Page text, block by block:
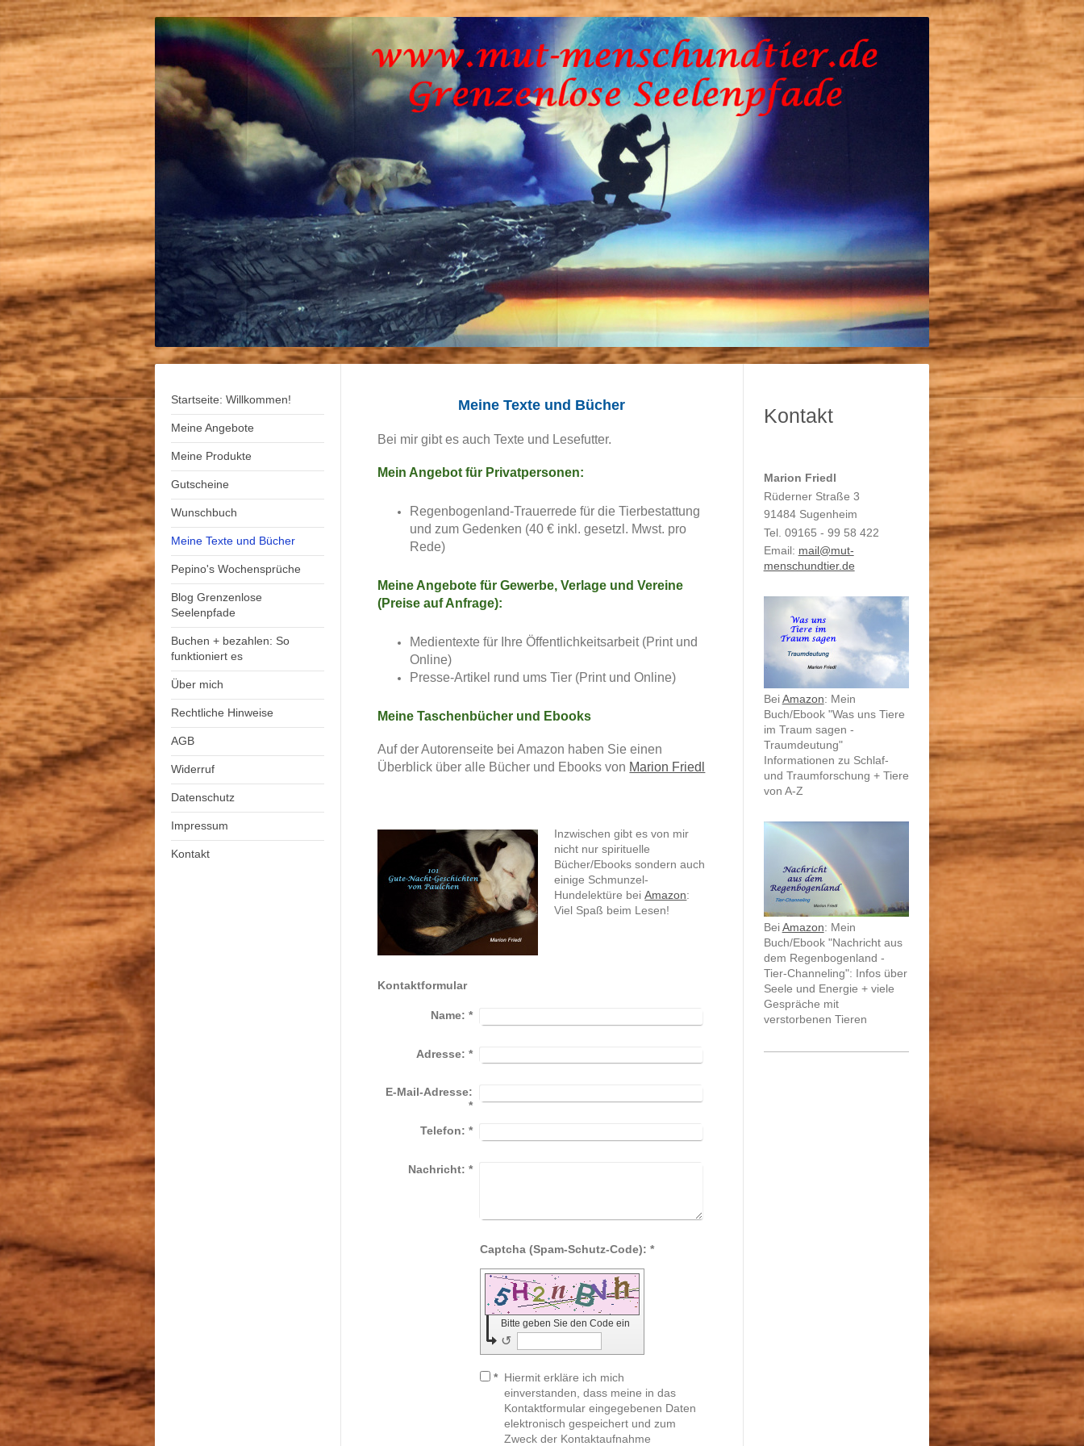
Startseite: Willkommen!
Meine Angebote
Meine Produkte
Gutscheine
Wunschbuch
Meine Texte und Bücher
Pepino's Wochensprüche
Blog Grenzenlose
Seelenpfade
Buchen + bezahlen: So
funktioniert es
Über mich
Rechtliche Hinweise
AGB
Widerruf
Datenschutz
Impressum
Kontakt
Meine Texte und Bücher
Bei mir gibt es auch Texte und Lesefutter.
Mein Angebot für Privatpersonen:
Regenbogenland-Trauerrede für die Tierbestattung
und zum Gedenken (40 € inkl. gesetzl. Mwst. pro
Rede)
Meine Angebote für Gewerbe, Verlage und Vereine
(Preise auf Anfrage):
Medientexte für Ihre Öffentlichkeitsarbeit (Print und
Online)
Presse-Artikel rund ums Tier (Print und Online)
Meine Taschenbücher und Ebooks
Auf der Autorenseite bei Amazon haben Sie einen
Überblick über alle Bücher und Ebooks von Marion Friedl
Inzwischen gibt es von mir
nicht nur spirituelle
Bücher/Ebooks sondern auch
einige Schmunzel-
Hundelektüre beiAmazon:
Viel Spaß beim Lesen!
Kontaktformular
Name: *
Adresse: *
E-Mail-Adresse:
*
Telefon: *
Nachricht: *
Captcha (Spam-Schutz-Code): *
Bitte geben Sie den Code ein
↺
* Hiermit erkläre ich mich
einverstanden, dass meine in das
Kontaktformular eingegebenen Daten
elektronisch gespeichert und zum
Zweck der Kontaktaufnahme
Kontakt
Marion Friedl
Rüderner Straße 3
91484 Sugenheim
Tel. 09165 - 99 58 422
Email: mail@mut-
menschundtier.de
BeiAmazon: Mein
Buch/Ebook "Was uns Tiere
im Traum sagen -
Traumdeutung"
Informationen zu Schlaf-
und Traumforschung + Tiere
von A-Z
BeiAmazon: Mein
Buch/Ebook "Nachricht aus
dem Regenbogenland -
Tier-Channeling": Infos über
Seele und Energie + viele
Gespräche mit
verstorbenen Tieren